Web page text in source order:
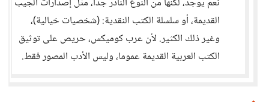
القديمة، أو سلسلة الكتب النقدية: (شخصيات خيالية)،
وغير ذلك الكثير. لأن عرب كوميكس، حريص على توثيق
الكتب العربية القديمة عموما، وليس الأدب المصور فقط.